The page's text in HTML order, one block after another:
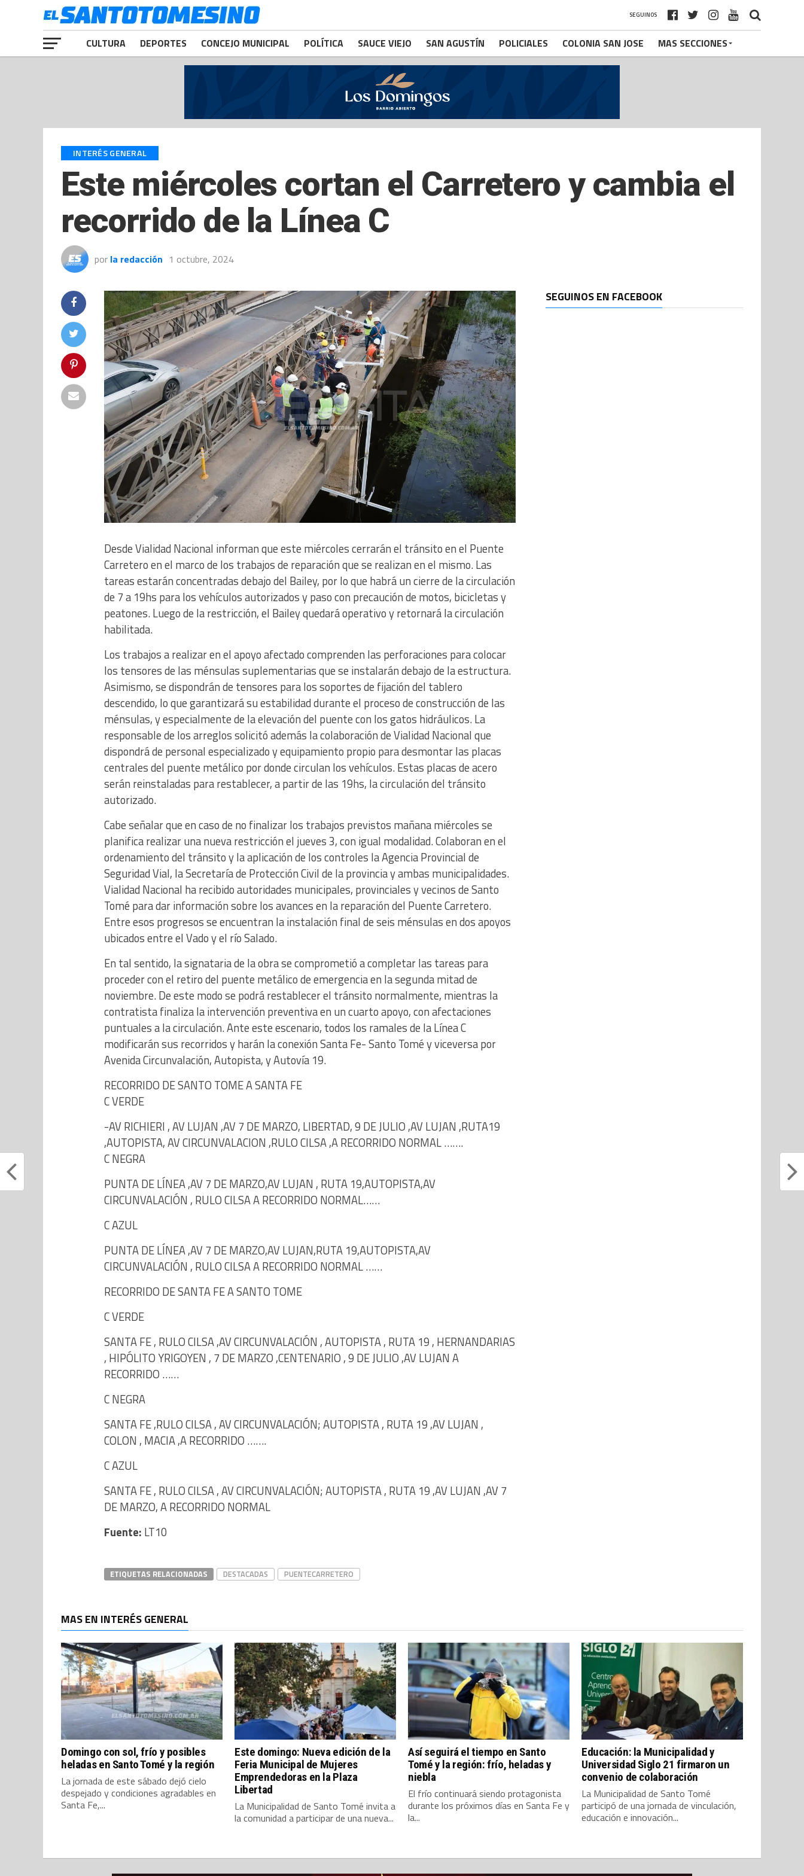
SEGUINOS
CULTURA DEPORTES CONCEJO MUNICIPAL POLÍTICA SAUCE VIEJO SAN AGUSTÍN POLICIALES COLONIA SAN JOSE MAS SECCIONES
INTERÉS GENERAL
Este miércoles cortan el Carretero y cambia el
recorrido de la Línea C
por la redacción 1 octubre, 2024
Desde Vialidad Nacional informan que este miércoles cerrarán el tránsito en el Puente
Carretero en el marco de los trabajos de reparación que se realizan en el mismo. Las
tareas estarán concentradas debajo del Bailey, por lo que habrá un cierre de la circulación
de 7 a 19hs para los vehículos autorizados y paso con precaución de motos, bicicletas y
peatones. Luego de la restricción, el Bailey quedará operativo y retornará la circulación
habilitada.
Los trabajos a realizar en el apoyo afectado comprenden las perforaciones para colocar
los tensores de las ménsulas suplementarias que se instalarán debajo de la estructura.
Asimismo, se dispondrán de tensores para los soportes de fijación del tablero
descendido, lo que garantizará su estabilidad durante el proceso de construcción de las
ménsulas, y especialmente de la elevación del puente con los gatos hidráulicos. La
responsable de los arreglos solicitó además la colaboración de Vialidad Nacional que
dispondrá de personal especializado y equipamiento propio para desmontar las placas
centrales del puente metálico por donde circulan los vehículos. Estas placas de acero
serán reinstaladas para restablecer, a partir de las 19hs, la circulación del tránsito
autorizado.
Cabe señalar que en caso de no finalizar los trabajos previstos mañana miércoles se
planifica realizar una nueva restricción el jueves 3, con igual modalidad. Colaboran en el
ordenamiento del tránsito y la aplicación de los controles la Agencia Provincial de
Seguridad Vial, la Secretaría de Protección Civil de la provincia y ambas municipalidades.
Vialidad Nacional ha recibido autoridades municipales, provinciales y vecinos de Santo
Tomé para dar información sobre los avances en la reparación del Puente Carretero.
Entre esos progresos se encuentran la instalación final de seis ménsulas en dos apoyos
ubicados entre el Vado y el río Salado.
En tal sentido, la signataria de la obra se comprometió a completar las tareas para
proceder con el retiro del puente metálico de emergencia en la segunda mitad de
noviembre. De este modo se podrá restablecer el tránsito normalmente, mientras la
contratista finaliza la intervención preventiva en un cuarto apoyo, con afectaciones
puntuales a la circulación. Ante este escenario, todos los ramales de la Línea C
modificarán sus recorridos y harán la conexión Santa Fe- Santo Tomé y viceversa por
Avenida Circunvalación, Autopista, y Autovía 19.
RECORRIDO DE SANTO TOME A SANTA FE
C VERDE
-AV RICHIERI , AV LUJAN ,AV 7 DE MARZO, LIBERTAD, 9 DE JULIO ,AV LUJAN ,RUTA19
,AUTOPISTA, AV CIRCUNVALACION ,RULO CILSA ,A RECORRIDO NORMAL …….
C NEGRA
PUNTA DE LÍNEA ,AV 7 DE MARZO,AV LUJAN , RUTA 19,AUTOPISTA,AV
CIRCUNVALACIÓN , RULO CILSA A RECORRIDO NORMAL……
C AZUL
PUNTA DE LÍNEA ,AV 7 DE MARZO,AV LUJAN,RUTA 19,AUTOPISTA,AV
CIRCUNVALACIÓN , RULO CILSA A RECORRIDO NORMAL ……
RECORRIDO DE SANTA FE A SANTO TOME
C VERDE
SANTA FE , RULO CILSA ,AV CIRCUNVALACIÓN , AUTOPISTA , RUTA 19 , HERNANDARIAS
, HIPÓLITO YRIGOYEN , 7 DE MARZO ,CENTENARIO , 9 DE JULIO ,AV LUJAN A
RECORRIDO ……
C NEGRA
SANTA FE ,RULO CILSA , AV CIRCUNVALACIÓN; AUTOPISTA , RUTA 19 ,AV LUJAN ,
COLON , MACIA ,A RECORRIDO …….
C AZUL
SANTA FE , RULO CILSA , AV CIRCUNVALACIÓN; AUTOPISTA , RUTA 19 ,AV LUJAN ,AV 7
DE MARZO, A RECORRIDO NORMAL
Fuente: LT10
ETIQUETAS RELACIONADAS DESTACADAS PUENTECARRETERO
SEGUINOS EN FACEBOOK
MAS EN INTERÉS GENERAL
Domingo con sol, frío y posibles
heladas en Santo Tomé y la región
La jornada de este sábado dejó cielo
despejado y condiciones agradables en
Santa Fe,...
Este domingo: Nueva edición de la
Feria Municipal de Mujeres
Emprendedoras en la Plaza
Libertad
La Municipalidad de Santo Tomé invita a
la comunidad a participar de una nueva...
Así seguirá el tiempo en Santo
Tomé y la región: frío, heladas y
niebla
El frío continuará siendo protagonista
durante los próximos días en Santa Fe y
la...
Educación: la Municipalidad y
Universidad Siglo 21 firmaron un
convenio de colaboración
La Municipalidad de Santo Tomé
participó de una jornada de vinculación,
educación e innovación...